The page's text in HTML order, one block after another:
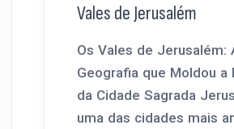
Vales de Jerusalém
Os Vales de Jerusalém:
Geografia que Moldou a
da Cidade Sagrada
uma das cidades mais